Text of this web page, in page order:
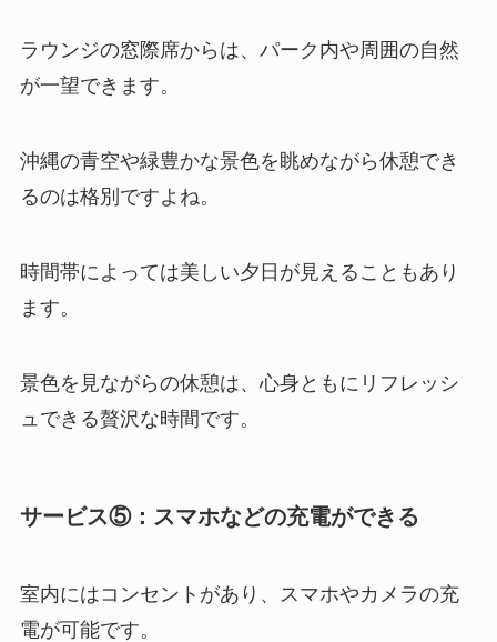
ラウンジの窓際席からは、パーク内や周囲の自然
が一望できます。
沖縄の青空や緑豊かな景色を眺めながら休憩でき
るのは格別ですよね。
時間帯によっては美しい夕日が見えることもあり
ます。
景色を見ながらの休憩は、心身ともにリフレッシ
ュできる贅沢な時間です。
サービス⑤：スマホなどの充電ができる
室内にはコンセントがあり、スマホやカメラの充
電が可能です。